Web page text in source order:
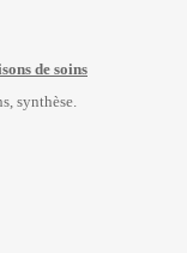
de soins
synthèse.